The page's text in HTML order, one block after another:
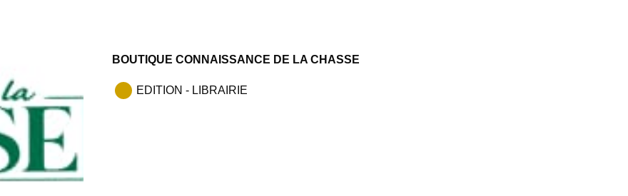
BOUTIQUE CONNAISSANCE DE LA CHASSE
EDITION - LIBRAIRIE